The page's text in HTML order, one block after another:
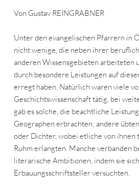
Von Gustav REINGRABNER
Unter den evangelischen Pfarrern in
nicht wenige, die neben ihrer
anderen Wissensgebieten arbeiteten
durch besondere Leistungen auf
erregt haben. Natürlich waren viele
Geschichtswissenschaft tätig, bei
gab es solche, die beachtliche
Geographen erbrachten; andere
oder Dichter, wobei etliche von ihnen
Ruhm erlangten. Manche verbanden
literarische Ambitionen, indem sie
Erbauungsschriftsteller versuchten.